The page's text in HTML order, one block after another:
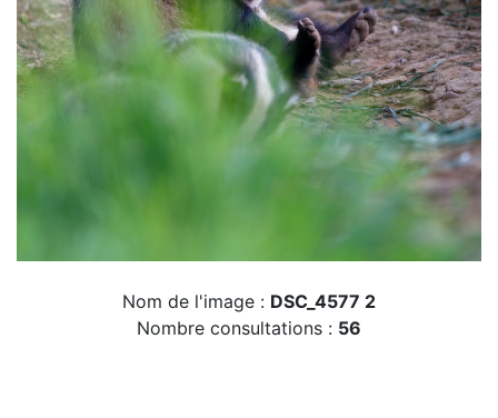
Nom de l'image : DSC_4577 2
Nombre consultations : 56